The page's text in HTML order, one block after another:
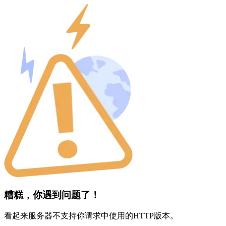
糟糕，你遇到问题了！
看起来服务器不支持你请求中使用的HTTP版本。